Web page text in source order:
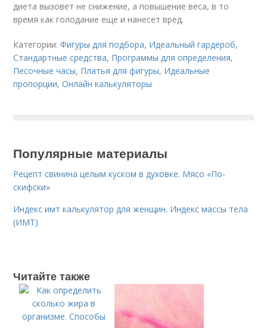
диета вызовет не снижение, а повышение веса, в то
время как голодание еще и нанесет вред.
Категории:Фигуры для подбора, Идеальный гардероб,
Стандартные средства, Программы для определения,
Песочные часы, Платья для фигуры, Идеальные
пропорции,Онлайн калькуляторы
Популярные материалы
Рецепт свинина целым куском в духовке. Мясо «По-
скифски»
Индекс имт калькулятор для женщин. Индекс массы тела
(ИМТ)
Читайте также